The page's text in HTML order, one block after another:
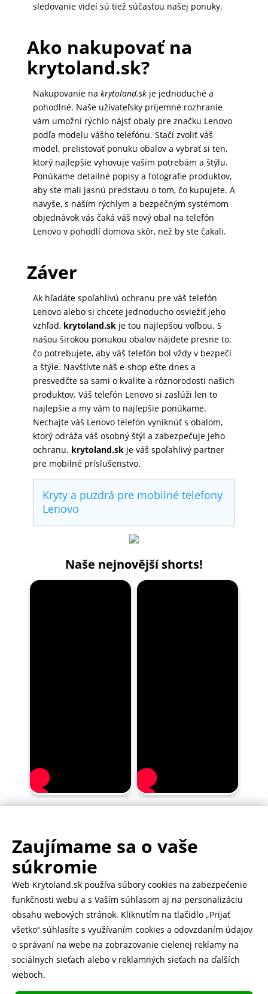
sledovanie videí sú tiež súčasťou našej ponuky.
Ako nakupovať na
krytoland.sk?
Nakupovanie na krytoland.skje jednoduché a
pohodlné. Naše užívateľsky príjemné rozhranie
vám umožní rýchlo nájsť obaly pre značku Lenovo
podľa modelu vášho telefónu. Stačí zvoliť váš
model, prelistovať ponuku obalov a vybrať si ten,
ktorý najlepšie vyhovuje vašim potrebám a štýlu.
Ponúkame detailné popisy a fotografie produktov,
aby ste mali jasnú predstavu o tom, čo kupujete. A
navyše, s naším rýchlym a bezpečným systémom
objednávok vás čaká váš nový obal na telefón
Lenovo v pohodlí domova skôr, než by ste čakali.
Záver
Ak hľadáte spoľahlivú ochranu pre váš telefón
Lenovo alebo si chcete jednoducho osviežiť jeho
vzhľad, krytoland.skje tou najlepšou voľbou. S
našou širokou ponukou obalov nájdete presne to,
čo potrebujete, aby váš telefón bol vždy v bezpečí
a štýle. Navštívte náš e-shop ešte dnes a
presvedčte sa sami o kvalite a rôznorodosti našich
produktov. Váš telefón Lenovo si zaslúži len to
najlepšie a my vám to najlepšie ponúkame.
Nechajte váš Lenovo telefón vyniknúť s obalom,
ktorý odráža váš osobný štýl a zabezpečuje jeho
ochranu. krytoland.skje váš spoľahlivý partner
pre mobilné príslušenstvo.
Kryty a puzdrá pre mobilné telefony
Lenovo
Naše nejnovější shorts!
.
Rychlé doručenie 1-2 dní
Heurekazobraziť recenzie
Instagram5.643 fanúšikov
Zaujímame sa o vaše
súkromie
Web Krytoland.sk používa súbory cookies na zabezpečenie
funkčnosti webu a s Vaším súhlasom aj na personalizáciu
obsahu webových stránok. Kliknutím na tlačidlo „Prijať
všetko“ súhlasíte s využívaním cookies a odovzdaním údajov
o správaní na webe na zobrazovanie cielenej reklamy na
sociálnych sieťach alebo v reklamných sieťach na ďalších
weboch.